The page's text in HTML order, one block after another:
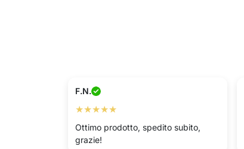
F.N.
★★★★★
Ottimo prodotto, spedito subito,
grazie!